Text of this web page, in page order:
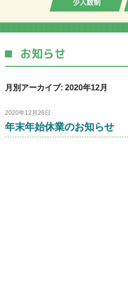
月別アーカイブ: 2020年12月
2020年12月26日
年末年始休業のお知らせ